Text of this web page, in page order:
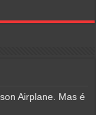
Airplane. Mas é